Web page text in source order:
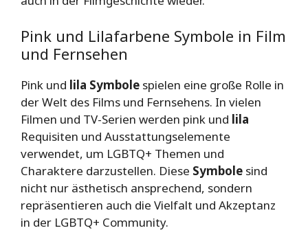
Pink und Lilafarbene Symbole in Film
und Fernsehen
Pink und lila Symbole spielen eine große Rolle in
der Welt des Films und Fernsehens. In vielen
Filmen und TV-Serien werden pink und lila
Requisiten und Ausstattungselemente
verwendet, um LGBTQ+ Themen und
Charaktere darzustellen. Diese Symbole sind
nicht nur ästhetisch ansprechend, sondern
repräsentieren auch die Vielfalt und Akzeptanz
in der LGBTQ+ Community.